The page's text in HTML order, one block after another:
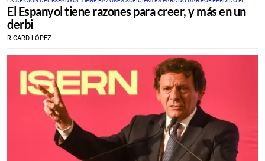
DERBI DE ANTEMANO
El Espanyol tiene razones para creer, y más en un
derbi
RICARD LÓPEZ